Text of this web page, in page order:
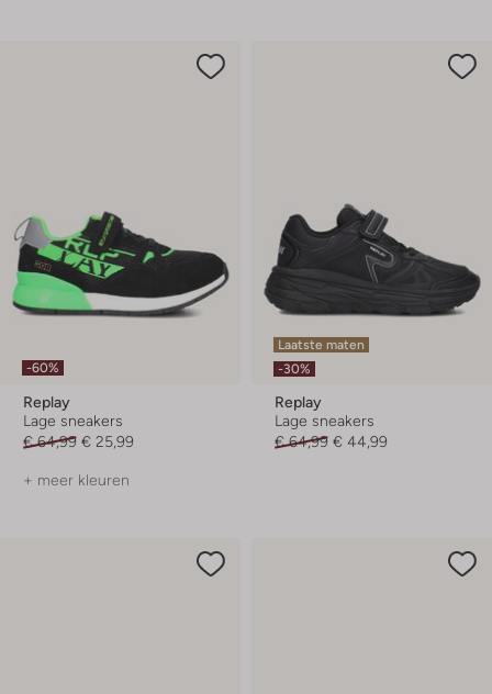
-60%
Replay
Lage sneakers
€ 64,99 € 25,99
+ meer kleuren
Laatste maten
-30%
Replay
Lage sneakers
€ 64,99 € 44,99